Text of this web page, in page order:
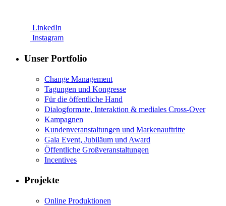
LinkedIn
Instagram
Unser Portfolio
Change Management
Tagungen und Kongresse
Für die öffentliche Hand
Dialogformate, Interaktion & mediales Cross-Over
Kampagnen
Kundenveranstaltungen und Markenauftritte
Gala Event, Jubiläum und Award
Öffentliche Großveranstaltungen
Incentives
Projekte
Online Produktionen